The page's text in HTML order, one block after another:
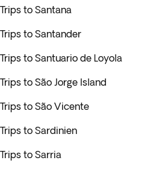
Trips to Santana
Trips to Santander
Trips to Santuario de Loyola
Trips to São Jorge Island
Trips to São Vicente
Trips to Sardinien
Trips to Sarria